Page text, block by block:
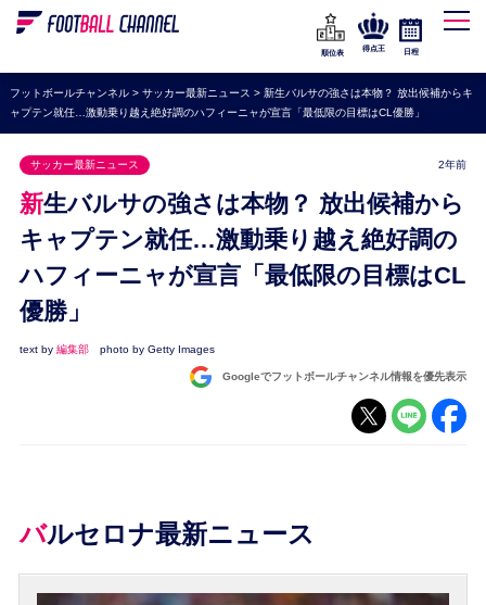
WEリーグ
海外サッカー
プレミアリーグ
ラ・リーガ
セリエA
ブンデスリーガ
UEFA
ナショナルチーム
高校サッカー
順位表
得点王 日程
フットボールチャンネル> サッカー最新ニュース > 新生バルサの強さは本物？ 放出候補からキ
ャプテン就任…激動乗り越え絶好調のハフィーニャが宣言「最低限の目標はCL優勝」
サッカー最新ニュース 2年前
新生バルサの強さは本物？ 放出候補から
キャプテン就任…激動乗り越え絶好調の
ハフィーニャが宣言「最低限の目標はCL
優勝」
text by 編集部 photo by Getty Images
Googleでフットボールチャンネル情報を優先表示
バルセロナ最新ニュース